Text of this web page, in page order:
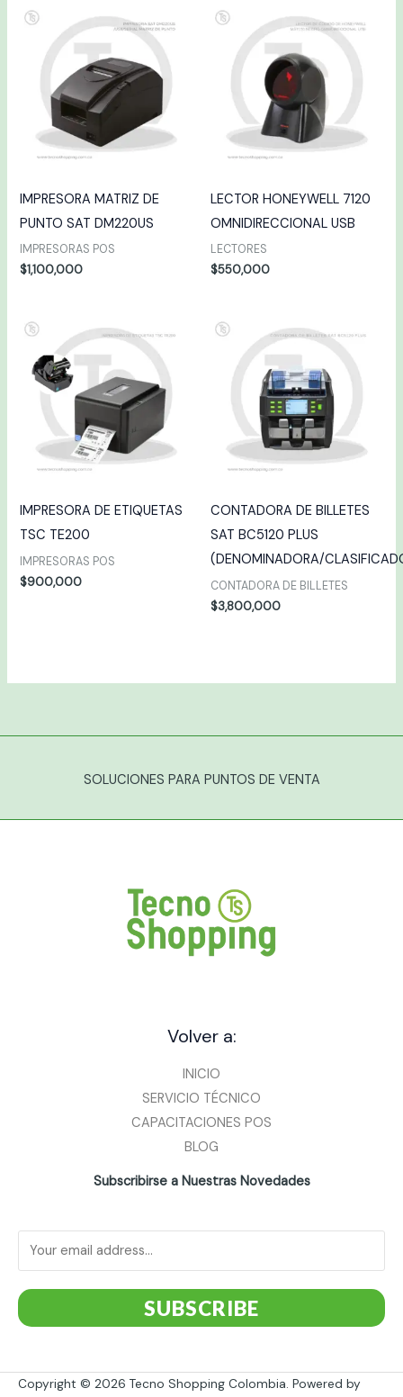
IMPRESORA MATRIZ DE
PUNTO SAT DM220US
IMPRESORAS POS
$1,100,000
LECTOR HONEYWELL 7120
OMNIDIRECCIONAL USB
LECTORES
$550,000
IMPRESORA DE ETIQUETAS
TSC TE200
IMPRESORAS POS
$900,000
CONTADORA DE BILLETES
SAT BC5120 PLUS
(DENOMINADORA/
CONTADORA DE BILLETES
$3,800,000
SOLUCIONES PARA PUNTOS DE VENTA
Volver a:
INICIO
SERVICIO TÉCNICO
CAPACITACIONES POS
BLOG
Subscribirse a Nuestras Novedades
SUBSCRIBE
Copyright © 2026 Tecno Shopping Colombia. Powered by